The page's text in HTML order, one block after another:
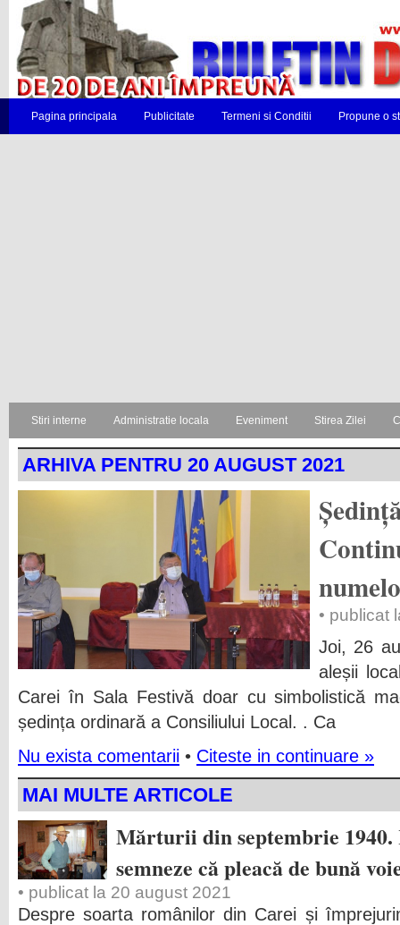
Pagina principala Publicitate Termeni si Conditii Propune o
Stiri interne Administratie locala Eveniment Stirea Zilei
ARHIVA PENTRU 20 AUGUST 2021
• publicat
Joi, 26
aleșii
Carei în Sala Festivă doar cu simbolistică
ședința ordinară a Consiliului Local. . Ca
Nu exista comentarii • Citeste in continuare »
MAI MULTE ARTICOLE
Mărturii din septembrie 1940.
semneze că pleacă de bună
• publicat la 20 august 2021
Despre soarta românilor din Carei și